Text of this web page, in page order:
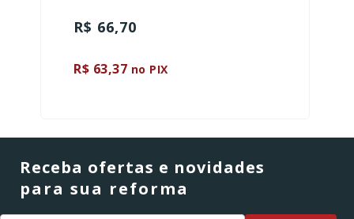
R$ 66,70
R$ 63,37 no PIX
Receba ofertas e novidades
para sua reforma